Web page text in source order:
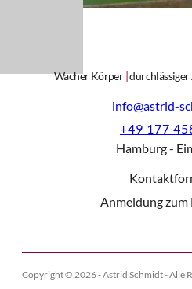
Wacher Körper|durchlässiger
info@astrid-
‭+49 177
Hamburg -
Anmeldung
Copyright © 2026 - Astrid Schmidt - Alle